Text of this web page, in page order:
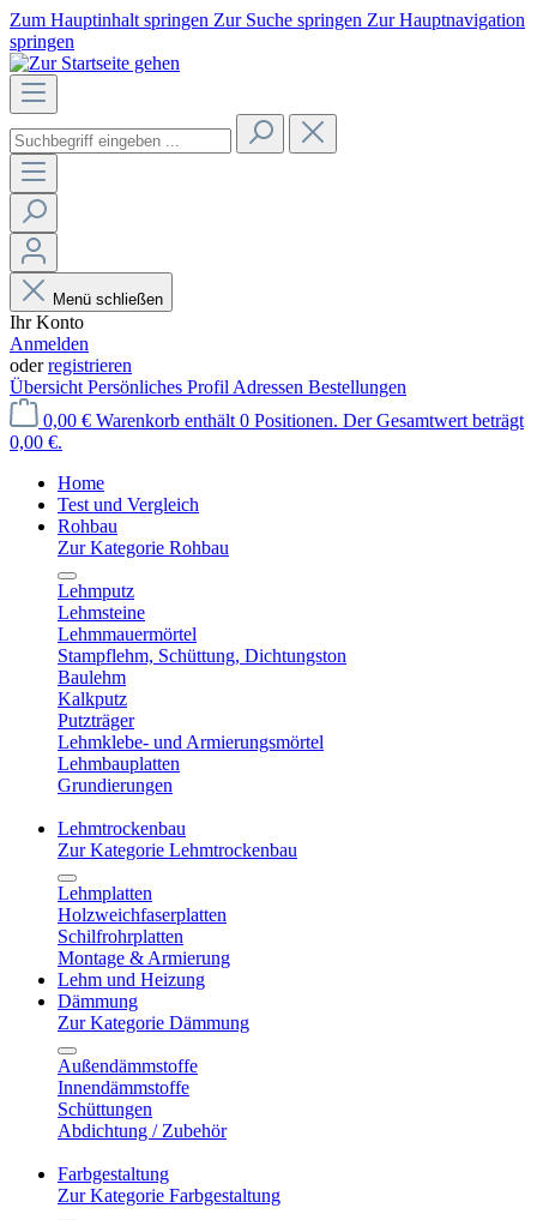
Zum Hauptinhalt springen Zur Suche springen Zur Hauptnavigation
springen
Menü schließen
Ihr Konto
Anmelden
oderregistrieren
Übersicht Persönliches Profil Adressen Bestellungen
0,00 € Warenkorb enthält 0 Positionen. Der Gesamtwert beträgt
0,00 €.
Home
Test und Vergleich
Rohbau
Zur Kategorie Rohbau
Lehmputz
Lehmsteine
Lehmmauermörtel
Stampflehm, Schüttung, Dichtungston
Baulehm
Kalkputz
Putzträger
Lehmklebe- und Armierungsmörtel
Lehmbauplatten
Grundierungen
Lehmtrockenbau
Zur Kategorie Lehmtrockenbau
Lehmplatten
Holzweichfaserplatten
Schilfrohrplatten
Montage & Armierung
Lehm und Heizung
Dämmung
Zur Kategorie Dämmung
Außendämmstoffe
Innendämmstoffe
Schüttungen
Abdichtung / Zubehör
Farbgestaltung
Zur Kategorie Farbgestaltung